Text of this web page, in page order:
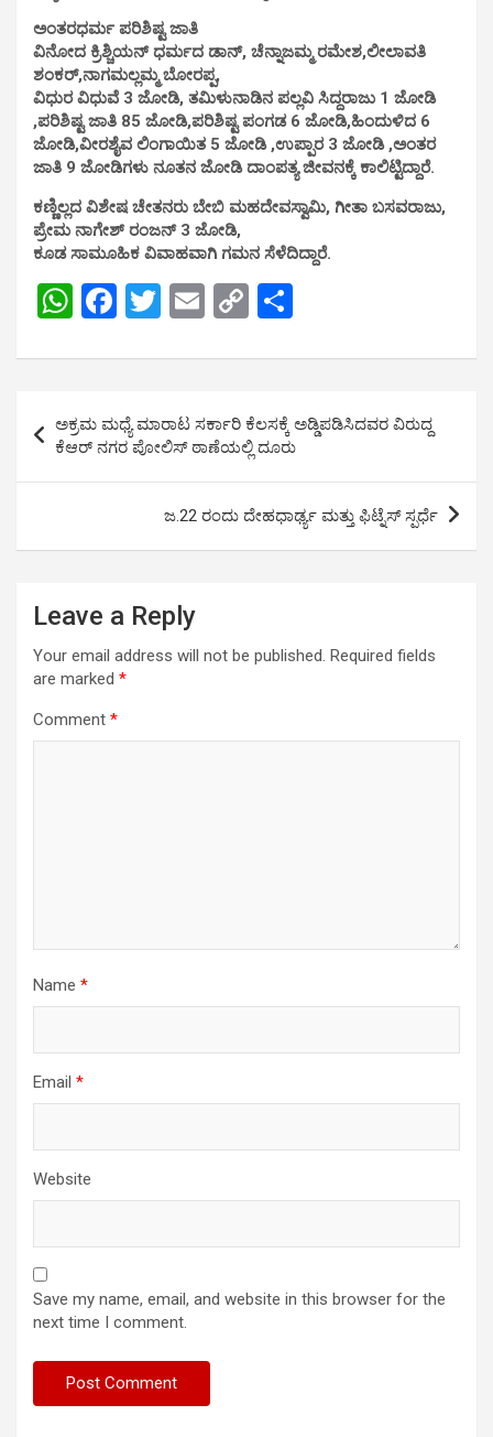
ಅಂತರಧರ್ಮ ಪರಿಶಿಷ್ಟ ಜಾತಿ
ವಿನೋದ ಕ್ರಿಶ್ಚಿಯನ್ ಧರ್ಮದ ಡಾನ್, ಚೆನ್ನಾಜಮ್ಮ ರಮೇಶ,ಲೀಲಾವತಿ
ಶಂಕರ್,ನಾಗಮಲ್ಲಮ್ಮ ಬೋರಪ್ಪ,
ವಿಧುರ ವಿಧುವೆ 3 ಜೋಡಿ, ತಮಿಳುನಾಡಿನ ಪಲ್ಲವಿ ಸಿದ್ದರಾಜು 1 ಜೋಡಿ
,ಪರಿಶಿಷ್ಟ ಜಾತಿ 85 ಜೋಡಿ,ಪರಿಶಿಷ್ಟ ಪಂಗಡ 6 ಜೋಡಿ,ಹಿಂದುಳಿದ 6
ಜೋಡಿ,ವೀರಶೈವ ಲಿಂಗಾಯಿತ 5 ಜೋಡಿ ,ಉಪ್ಪಾರ 3 ಜೋಡಿ ,ಅಂತರ
ಜಾತಿ 9 ಜೋಡಿಗಳು ನೂತನ ಜೋಡಿ ದಾಂಪತ್ಯ ಜೀವನಕ್ಕೆ ಕಾಲಿಟ್ಟಿದ್ದಾರೆ.
ಕಣ್ಣಿಲ್ಲದ ವಿಶೇಷ ಚೇತನರು ಬೇಬಿ ಮಹದೇವಸ್ವಾಮಿ, ಗೀತಾ ಬಸವರಾಜು,
ಪ್ರೇಮ ನಾಗೇಶ್ ರಂಜನ್ 3 ಜೋಡಿ,
ಕೂಡ ಸಾಮೂಹಿಕ ವಿವಾಹವಾಗಿ ಗಮನ ಸೆಳೆದಿದ್ದಾರೆ.
W
at
s
A
p
F
ce
b
o
o
T
tt
er
E
ail
C
py
Li
n
k
ar
e
navigation
ಅಕ್ರಮ ಮಧ್ಯೆ ಮಾರಾಟ ಸರ್ಕಾರಿ ಕೆಲಸಕ್ಕೆ ಅಡ್ಡಿಪಡಿಸಿದವರ ವಿರುದ್ದ
ಕೆಆರ್ ನಗರ ಪೋಲಿಸ್ ಠಾಣೆಯಲ್ಲಿ ದೂರು
ಜ.22 ರಂದು ದೇಹಧಾರ್ಢ್ಯ ಮತ್ತು ಫಿಟ್ನೆಸ್ ಸ್ಪರ್ಧೆ
Leave a Reply
Your email address will not be published. Required fields
are marked *
Comment *
Name *
Email *
Website
Save my name, email, and website in this browser for the
next time I comment.